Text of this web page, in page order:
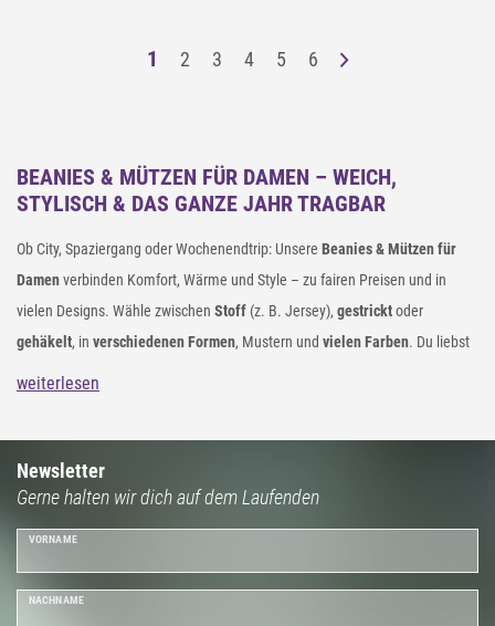
1 2 3 4 5 6
BEANIES & MÜTZEN FÜR DAMEN – WEICH,
STYLISCH & DAS GANZE JAHR TRAGBAR
Ob City, Spaziergang oder Wochenendtrip: Unsere Beanies & Mützen für
Damenverbinden Komfort, Wärme und Style – zu fairen Preisen und in
vielen Designs. Wähle zwischen Stoff (z. B. Jersey), gestricktoder
gehäkelt, in verschiedenen Formen, Mustern und vielen Farben. Du liebst
Eyecatcher? Dann setze auf
im Frühling/Sommer, wohlig warm im Herbst/Winter.
weiterlesen
Newsletter
Gerne halten wir dich auf dem Laufenden
VORNAME
NACHNAME